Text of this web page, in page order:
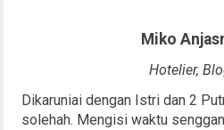
Miko
Hotelier,
Dikaruniai dengan Istri dan 2
solehah. Mengisi waktu